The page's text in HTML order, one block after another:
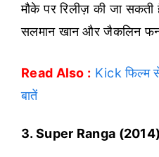
मौके पर रिलीज़ की जा
सलमान खान और जैकलिन
Read Also : Kick फिल्म
बातें
3. Super Ranga (2014)